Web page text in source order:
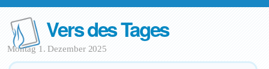
Vers des Tages
Montag 1. Dezember 2025